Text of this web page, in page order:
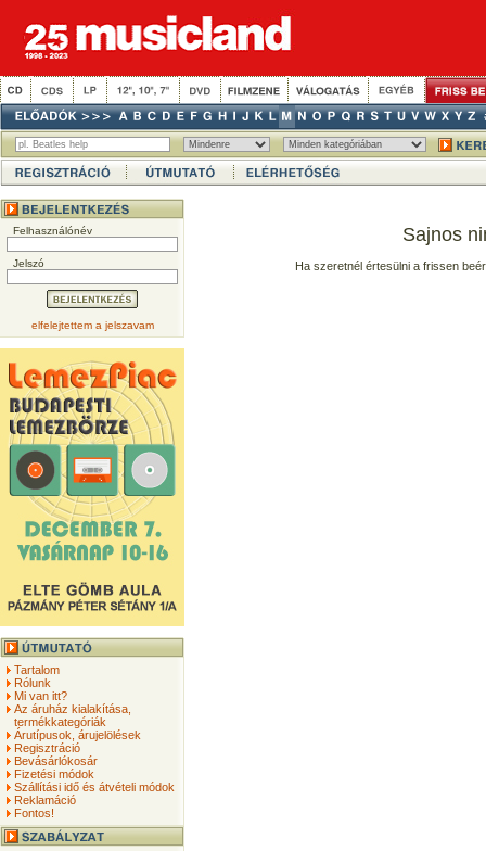
Felhasználónév
Jelszó
elfelejtettem a jelszavam
Tartalom
Rólunk
Mi van itt?
Az áruház kialakítása,
termékkategóriák
Árutípusok, árujelölések
Regisztráció
Bevásárlókosár
Fizetési módok
Szállítási idő és átvételi módok
Reklamáció
Fontos!
Sajnos
Ha szeretnél értesülni a frissen